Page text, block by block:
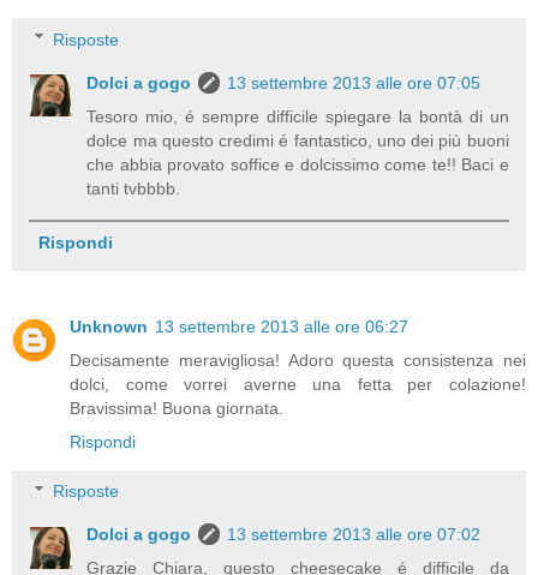
Risposte
Dolci a gogo
13 settembre 2013 alle ore 07:05
Tesoro mio, é sempre difficile spiegare la bontà di un
dolce ma questo credimi é fantastico, uno dei più buoni
che abbia provato soffice e dolcissimo come te!! Baci e
tanti tvbbbb.
Rispondi
Unknown 13 settembre 2013 alle ore 06:27
Decisamente meravigliosa! Adoro questa consistenza nei
dolci, come vorrei averne una fetta per colazione!
Bravissima! Buona giornata.
Rispondi
Risposte
Dolci a gogo
13 settembre 2013 alle ore 07:02
Grazie Chiara, questo cheesecake é difficile da